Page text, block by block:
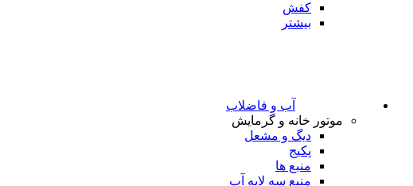
کفش
بیشتر
آب و فاضلاب
موتور خانه و گرمایش
دیگ و مشعل
پکیج
منبع ها
منبع سه لایه آب